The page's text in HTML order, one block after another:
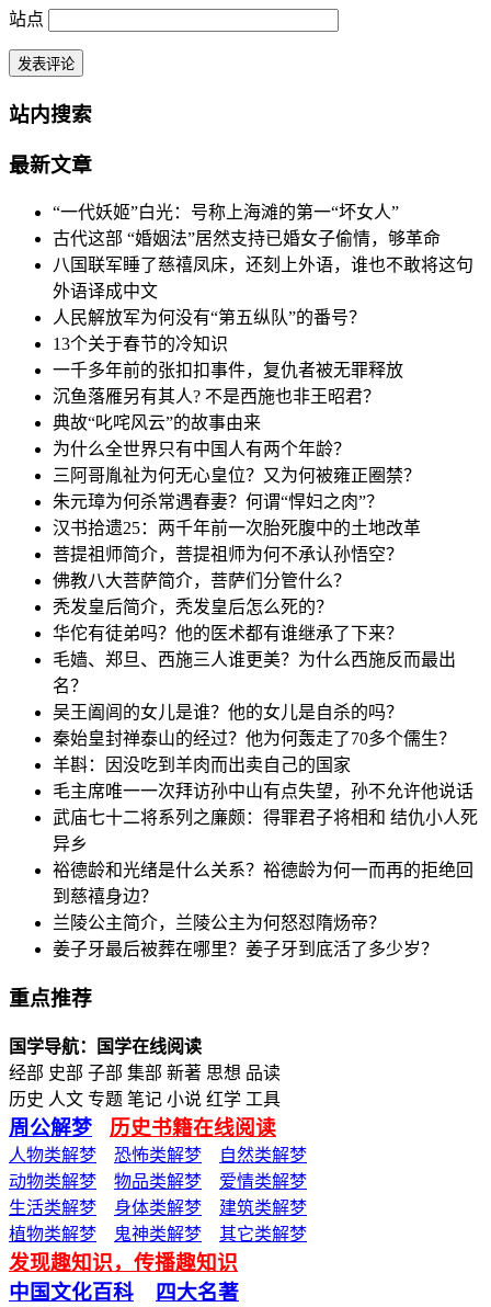
站点
站内搜索
最新文章
“一代妖姬”白光：号称上海滩的第一“坏女人”
古代这部 “婚姻法”居然支持已婚女子偷情，够革命
八国联军睡了慈禧凤床，还刻上外语，谁也不敢将这句
外语译成中文
人民解放军为何没有“第五纵队”的番号？
13个关于春节的冷知识
一千多年前的张扣扣事件，复仇者被无罪释放
沉鱼落雁另有其人? 不是西施也非王昭君？
典故“叱咤风云”的故事由来
为什么全世界只有中国人有两个年龄？
三阿哥胤祉为何无心皇位？又为何被雍正圈禁？
朱元璋为何杀常遇春妻？何谓“悍妇之肉”？
汉书拾遗25：两千年前一次胎死腹中的土地改革
菩提祖师简介，菩提祖师为何不承认孙悟空？
佛教八大菩萨简介，菩萨们分管什么？
秃发皇后简介，秃发皇后怎么死的？
华佗有徒弟吗？他的医术都有谁继承了下来？
毛嫱、郑旦、西施三人谁更美？为什么西施反而最出
名？
吴王阖闾的女儿是谁？他的女儿是自杀的吗？
秦始皇封禅泰山的经过？他为何轰走了70多个儒生？
羊斟：因没吃到羊肉而出卖自己的国家
毛主席唯一一次拜访孙中山有点失望，孙不允许他说话
武庙七十二将系列之廉颇：得罪君子将相和 结仇小人死
异乡
裕德龄和光绪是什么关系？裕德龄为何一而再的拒绝回
到慈禧身边？
兰陵公主简介，兰陵公主为何怒怼隋炀帝？
姜子牙最后被葬在哪里？姜子牙到底活了多少岁？
重点推荐
国学导航：国学在线阅读
经部 史部 子部 集部 新著 思想 品读
历史 人文 专题 笔记 小说 红学 工具
周公解梦 历史书籍在线阅读
人物类解梦 恐怖类解梦
自然类解梦
动物类解梦
物品类解梦
爱情类解梦
生活类解梦
身体类解梦
建筑类解梦
植物类解梦
鬼神类解梦 其它类解梦
发现趣知识，传播趣知识
中国文化百科
四大名著